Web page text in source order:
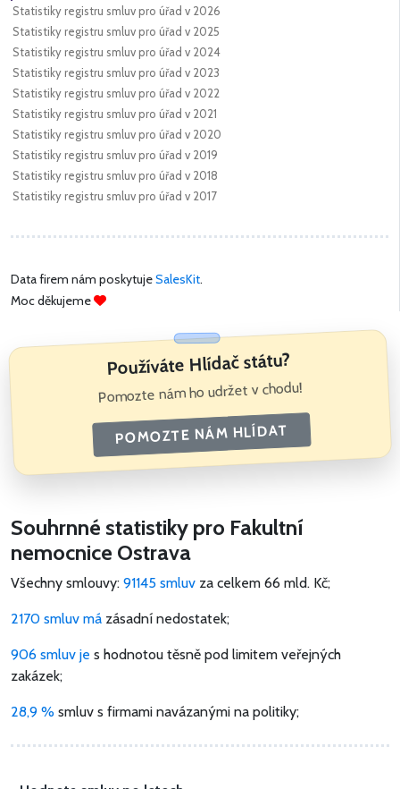
Statistiky registru smluv pro úřad v 2026
Statistiky registru smluv pro úřad v 2025
Statistiky registru smluv pro úřad v 2024
Statistiky registru smluv pro úřad v 2023
Statistiky registru smluv pro úřad v 2022
Statistiky registru smluv pro úřad v 2021
Statistiky registru smluv pro úřad v 2020
Statistiky registru smluv pro úřad v 2019
Statistiky registru smluv pro úřad v 2018
Statistiky registru smluv pro úřad v 2017
Data firem nám poskytujeSalesKit.
Moc děkujeme
Používáte Hlídač státu?
Pomozte nám ho udržet v chodu!
POMOZTE NÁM HLÍDAT
Souhrnné statistiky pro Fakultní
nemocnice Ostrava
Všechny smlouvy: 91145 smluv za celkem 66 mld. Kč;
2170 smluv má zásadní nedostatek;
906 smluv je s hodnotou těsně pod limitem veřejných
zakázek;
28,9 % smluv s firmami navázanými na politiky;